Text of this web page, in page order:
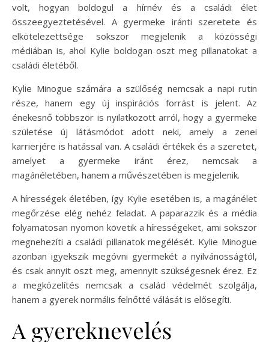
volt, hogyan boldogul a hírnév és a családi élet
összeegyeztetésével. A gyermeke iránti szeretete és
elkötelezettsége sokszor megjelenik a közösségi
médiában is, ahol Kylie boldogan oszt meg pillanatokat a
családi életéből.
Kylie Minogue számára a szülőség nemcsak a napi rutin
része, hanem egy új inspirációs forrást is jelent. Az
énekesnő többször is nyilatkozott arról, hogy a gyermeke
születése új látásmódot adott neki, amely a zenei
karrierjére is hatással van. A családi értékek és a szeretet,
amelyet a gyermeke iránt érez, nemcsak a
magánéletében, hanem a művészetében is megjelenik.
A hírességek életében, így Kylie esetében is, a magánélet
megőrzése elég nehéz feladat. A paparazzik és a média
folyamatosan nyomon követik a hírességeket, ami sokszor
megnehezíti a családi pillanatok megélését. Kylie Minogue
azonban igyekszik megóvni gyermekét a nyilvánosságtól,
és csak annyit oszt meg, amennyit szükségesnek érez. Ez
a megközelítés nemcsak a család védelmét szolgálja,
hanem a gyerek normális felnőtté válását is elősegíti.
A gyereknevelés